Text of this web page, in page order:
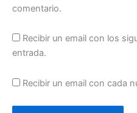
comentario.
Recibir un email con los
entrada.
Recibir un email con cada